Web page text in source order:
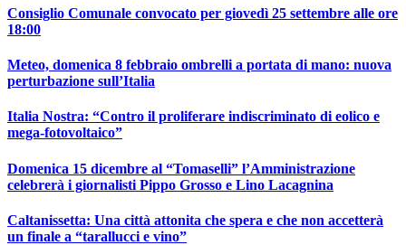
Consiglio Comunale convocato per giovedì 25 settembre alle ore
18:00
Meteo, domenica 8 febbraio ombrelli a portata di mano: nuova
perturbazione sull’Italia
Italia Nostra: “Contro il proliferare indiscriminato di eolico e
mega-fotovoltaico”
Domenica 15 dicembre al “Tomaselli” l’Amministrazione
celebrerà i giornalisti Pippo Grosso e Lino Lacagnina
Caltanissetta: Una città attonita che spera e che non accetterà
un finale a “tarallucci e vino”